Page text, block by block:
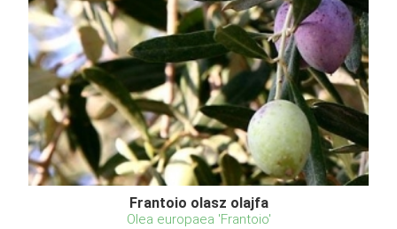
Frantoio olasz olajfa
Olea europaea 'Frantoio'